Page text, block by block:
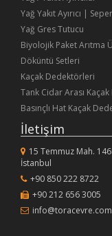
Yağ Yakıt Ayırıcı |
Yağ Gres Tutucu
Biyolojik Paket Arıtma
Döküntü Setleri
Kaçak Dedektörleri
Tank Cidar Arası
Basınçlı Hat Kaçak
İletişim
15 Temmuz Mah.
İstanbul
+90 850 222 8722
+90 212 656 3005
info@toracevre.com